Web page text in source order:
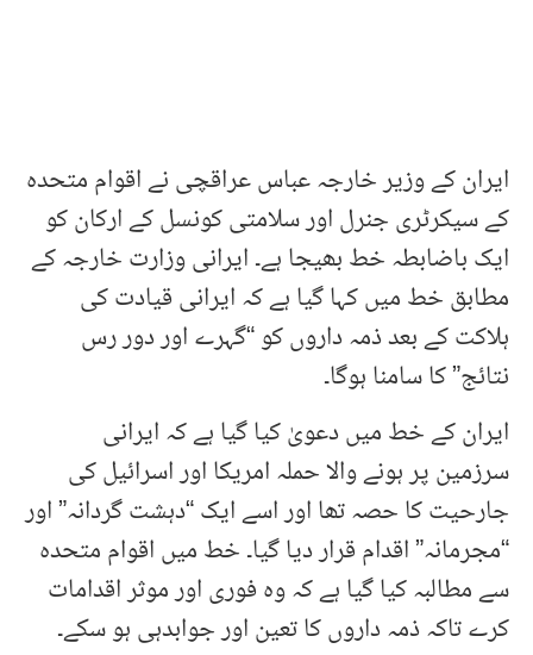
ایران کے وزیر خارجہ عباس عراقچی نے اقوام متحدہ
کے سیکرٹری جنرل اور سلامتی کونسل کے ارکان کو
ایک باضابطہ خط بھیجا ہے۔ ایرانی وزارت خارجہ کے
مطابق خط میں کہا گیا ہے کہ ایرانی قیادت کی
ہلاکت کے بعد ذمہ داروں کو “گہرے اور دور رس
نتائج” کا سامنا ہوگا۔
ایران کے خط میں دعویٰ کیا گیا ہے کہ ایرانی
سرزمین پر ہونے والا حملہ امریکا اور اسرائیل کی
جارحیت کا حصہ تھا اور اسے ایک “دہشت گردانہ” اور
“مجرمانہ” اقدام قرار دیا گیا۔ خط میں اقوام متحدہ
سے مطالبہ کیا گیا ہے کہ وہ فوری اور موثر اقدامات
کرے تاکہ ذمہ داروں کا تعین اور جوابدہی ہو سکے۔